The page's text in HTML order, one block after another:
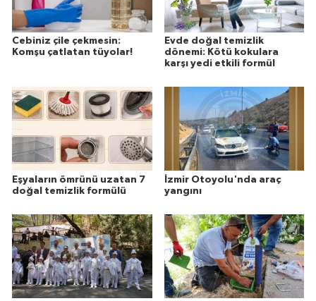
Cebiniz çile çekmesin:
Komşu çatlatan tüyolar!
Evde doğal temizlik
dönemi: Kötü kokulara
karşı yedi etkili formül
Eşyaların ömrünü uzatan 7
doğal temizlik formülü
İzmir Otoyolu'nda araç
yangını